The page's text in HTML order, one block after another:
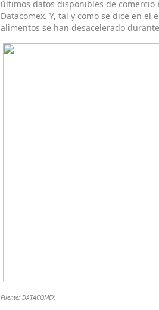
últimos datos disponibles de
Datacomex. Y, tal y como se dice en el
alimentos se han desacelerado
Fuente: DATACOMEX